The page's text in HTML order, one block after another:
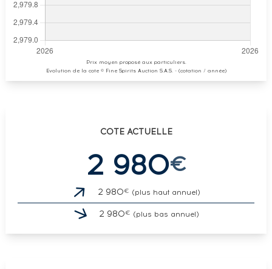
Prix moyen proposé aux particuliers.
Evolution de la cote © Fine Spirits Auction S.A.S. - (cotation / année)
COTE ACTUELLE
2 980€
2 980€ (plus haut annuel)
2 980€ (plus bas annuel)